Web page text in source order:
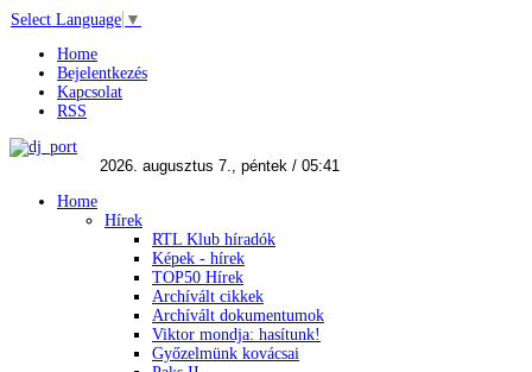
Select Language ▼
Home
Bejelentkezés
Kapcsolat
RSS
Home
Hírek
RTL Klub híradók
Képek - hírek
TOP50 Hírek
Archívált cikkek
Archívált dokumentumok
Viktor mondja: hasítunk!
Győzelmünk kovácsai